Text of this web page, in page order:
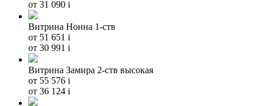
от 31 090 i
Витрина Нонна 1-ств
от 51 651 i
от 30 991 i
Витрина Замира 2-ств высокая
от 55 576 i
от 36 124 i